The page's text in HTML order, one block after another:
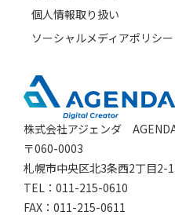
個人情報取り扱い
ソーシャルメディアポリシー
株式会社アジェンダ
〒060-0003
札幌市中央区北3条西2丁目2-
TEL：011-215-0610
FAX：011-215-0611